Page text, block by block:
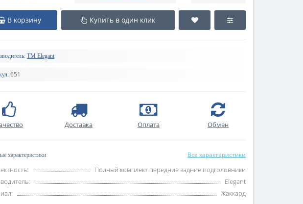
В корзину Купить в один клик
TM Elegant
651
Доставка Оплата Обмен
характеристики Все характеристики
Полный комплект передние задние подголовники
Elegant
Жаккард